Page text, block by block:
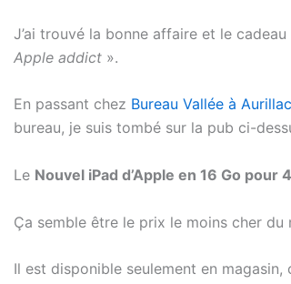
J’ai trouvé la bonne affaire et le
Apple addict ».
En passant chez Bureau Vallée à Aurillac
bureau, je suis tombé sur la pub ci-
Le Nouvel iPad d’Apple en 16 Go pour
Ça semble être le prix le moins cher du
Il est disponible seulement en